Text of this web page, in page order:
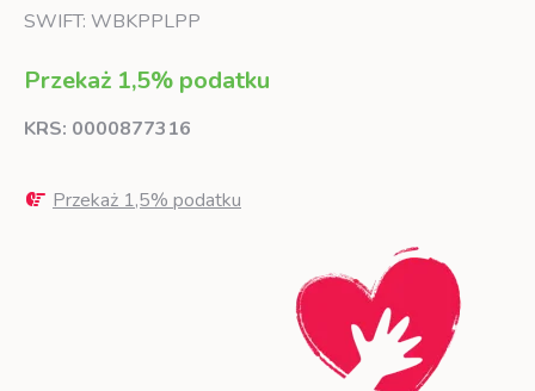
SWIFT: WBKPPLPP
Przekaż 1,5% podatku
KRS: 0000877316
Przekaż 1,5% podatku